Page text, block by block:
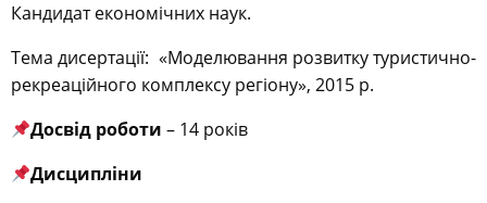
Кандидат економічних наук.
Тема дисертації: «Моделювання розвитку туристично-
рекреаційного комплексу регіону», 2015 р.
Досвід роботи – 14 років
Дисципліни